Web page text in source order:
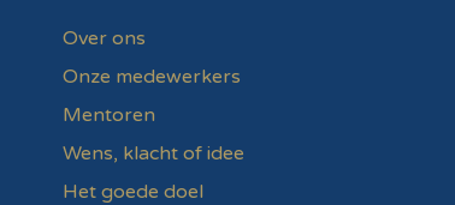
Over ons
Onze medewerkers
Mentoren
Wens, klacht of idee
Het goede doel